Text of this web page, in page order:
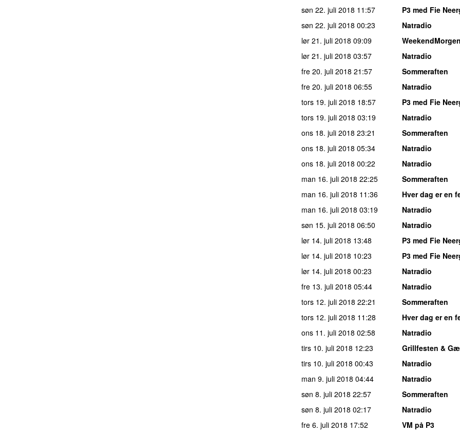
søn 22. juli 2018 11:57
P3 med Fie
søn 22. juli 2018 00:23
Natradio
lør 21. juli 2018 09:09
WeekendMorgen
lør 21. juli 2018 03:57
Natradio
fre 20. juli 2018 21:57
Sommeraften
fre 20. juli 2018 06:55
Natradio
tors 19. juli 2018 18:57
P3 med Fie
tors 19. juli 2018 03:19
Natradio
ons 18. juli 2018 23:21
Sommeraften
ons 18. juli 2018 05:34
Natradio
ons 18. juli 2018 00:22
Natradio
man 16. juli 2018 22:25
Sommeraften
man 16. juli 2018 11:36
Hver dag er en
man 16. juli 2018 03:19
Natradio
søn 15. juli 2018 06:50
Natradio
lør 14. juli 2018 13:48
P3 med Fie
lør 14. juli 2018 10:23
P3 med Fie
lør 14. juli 2018 00:23
Natradio
fre 13. juli 2018 05:44
Natradio
tors 12. juli 2018 22:21
Sommeraften
tors 12. juli 2018 11:28
Hver dag er en
ons 11. juli 2018 02:58
Natradio
tirs 10. juli 2018 12:23
Grillfesten &
tirs 10. juli 2018 00:43
Natradio
man 9. juli 2018 04:44
Natradio
søn 8. juli 2018 22:57
Sommeraften
søn 8. juli 2018 02:17
Natradio
fre 6. juli 2018 17:52
VM på P3